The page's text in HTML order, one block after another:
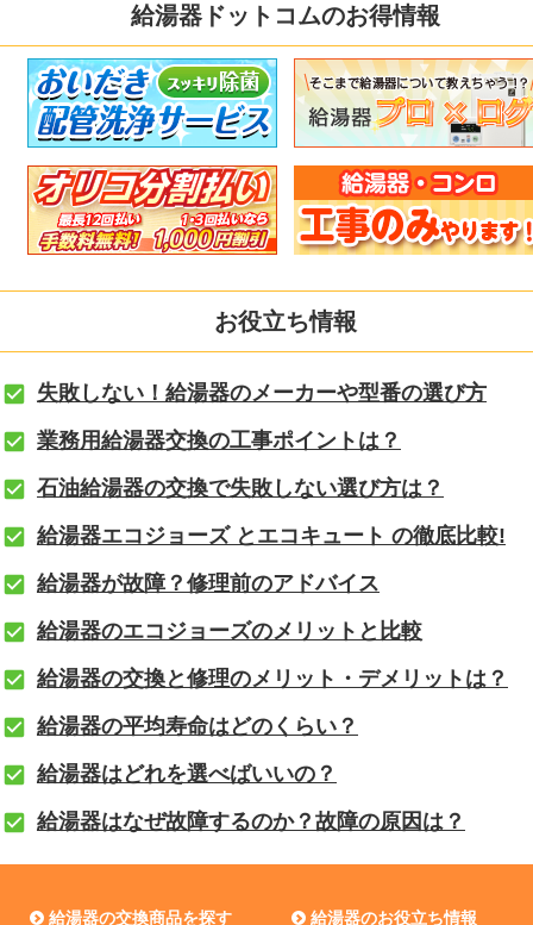
給湯器ドットコムのお得情報
お役立ち情報
失敗しない！給湯器のメーカーや型番の選び方
業務用給湯器交換の工事ポイントは？
石油給湯器の交換で失敗しない選び方は？
給湯器エコジョーズ とエコキュート の徹底比較!
給湯器が故障？修理前のアドバイス
給湯器のエコジョーズのメリットと比較
給湯器の交換と修理のメリット・デメリットは？
給湯器の平均寿命はどのくらい？
給湯器はどれを選べばいいの？
給湯器はなぜ故障するのか？故障の原因は？
給湯器の交換商品を探す 給湯器のお役立ち情報